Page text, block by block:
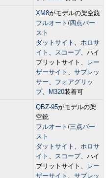
XM8がモデルの架空銃
フルオート /四点バー
スト
ダットサイト 、 ホロサ
イト 、 スコープ、ハイ
ブリットサイト、
レー
ザーサイト 、 サプレッ
サー、 フォアグリッ
プ、 M320装着可
QBZ-95がモデルの架
空銃
フルオート /三点バー
スト
ダットサイト 、 ホロサ
イト 、 スコープ、ハイ
ブリットサイト、
レー
ザーサイト 、 サプレッ